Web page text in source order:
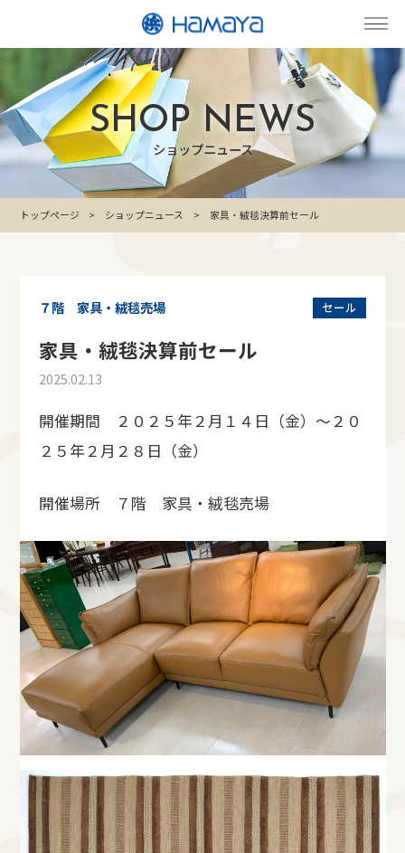
SHOP NEWS
ショップニュース
トップページ ショップニュース 家具・絨毯決算前セール
セール
７階 家具・絨毯売場
家具・絨毯決算前セール
2025.02.13
開催期間 ２０２５年２月１４日（金）～２０
２５年２月２８日（金）
開催場所 ７階 家具・絨毯売場